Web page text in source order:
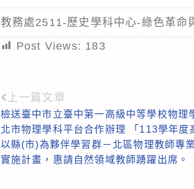
教務處2511-歷史學科中心-綠色革命
Post Views: 183
Read
more
articles
上一篇文章
檢送臺中市立臺中第一高級中等學校物理
北市物理學科平台合作辦理 「113學年度
以縣(市)為夥伴學習群－北區物理教師專
實施計畫，惠請自然領域教師踴躍出席。